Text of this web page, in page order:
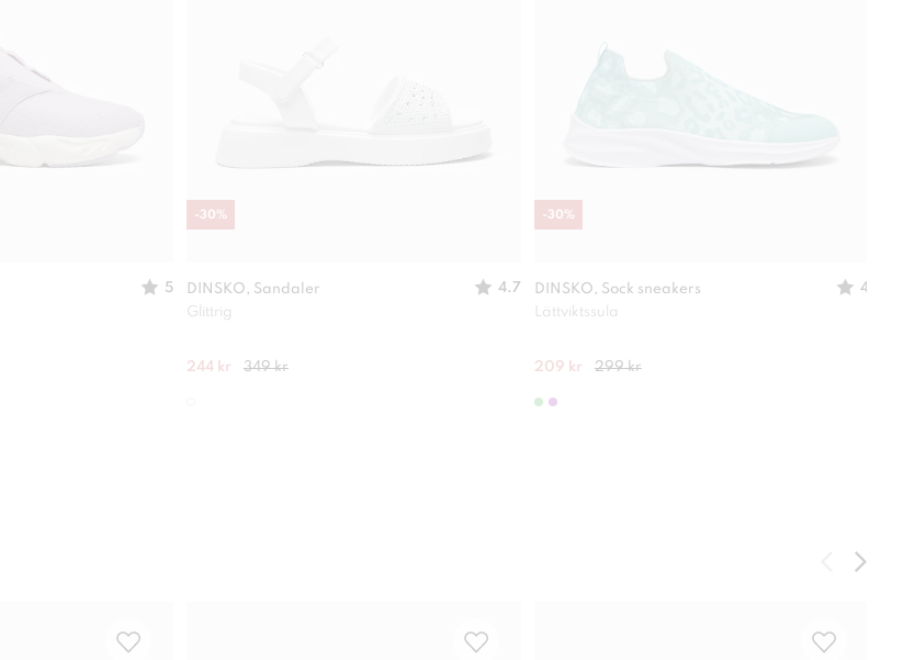
5
DINSKO, Sandaler
4.7
Glittrig
244 kr 349 kr
-30%
DINSKO, Sock sneakers
4
Lättviktssula
209 kr 299 kr
-30%